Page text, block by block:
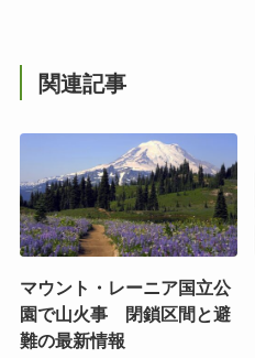
関連記事
マウント・レーニア国立公
園で山火事 閉鎖区間と避
難の最新情報